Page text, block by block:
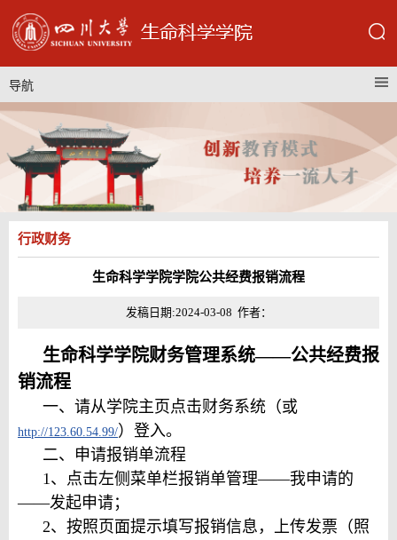
导航
行政财务
生命科学学院学院公共经费报销流程
发稿日期:2024-03-08 作者：
生命科学学院财务管理系统——公共经费报
销流程
一、请从学院主页点击财务系统（或
http://123.60.54.99/）登入。
二、申请报销单流程
1、点击左侧菜单栏报销单管理——我申请的
——发起申请；
2、按照页面提示填写报销信息，上传发票（照